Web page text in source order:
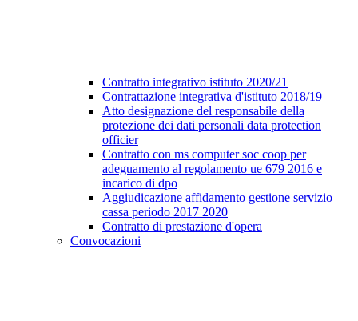
Contratto integrativo istituto 2020/21
Contrattazione integrativa d'istituto 2018/19
Atto designazione del responsabile della
protezione dei dati personali data protection
officier
Contratto con ms computer soc coop per
adeguamento al regolamento ue 679 2016 e
incarico di dpo
Aggiudicazione affidamento gestione servizio
cassa periodo 2017 2020
Contratto di prestazione d'opera
Convocazioni